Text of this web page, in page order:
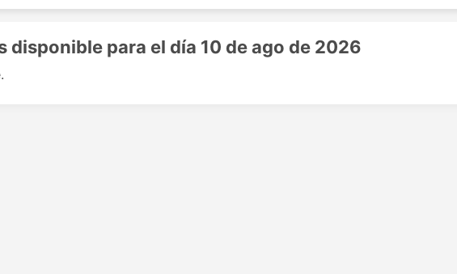
disponible para el día 10 de ago de 2026